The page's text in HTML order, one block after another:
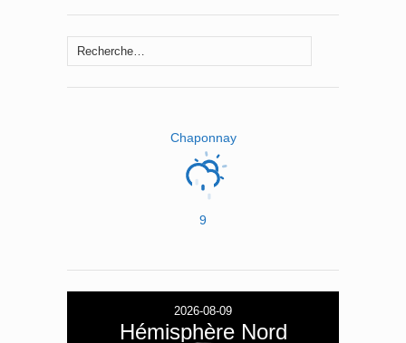
Rechercher :
Chaponnay
9
2026-08-09
Hémisphère Nord